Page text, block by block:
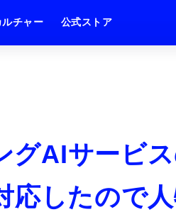
ルチャー 公式ストア
グAIサービ
応したので